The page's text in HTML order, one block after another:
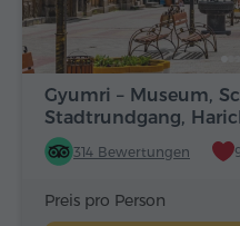
Gyumri – Museum,
Stadtrundgang,
314 Bewertungen
Preis pro Person